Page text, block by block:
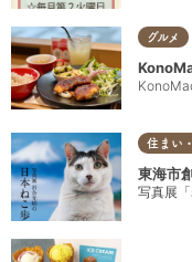
グルメ
住まい
東海市
写真展